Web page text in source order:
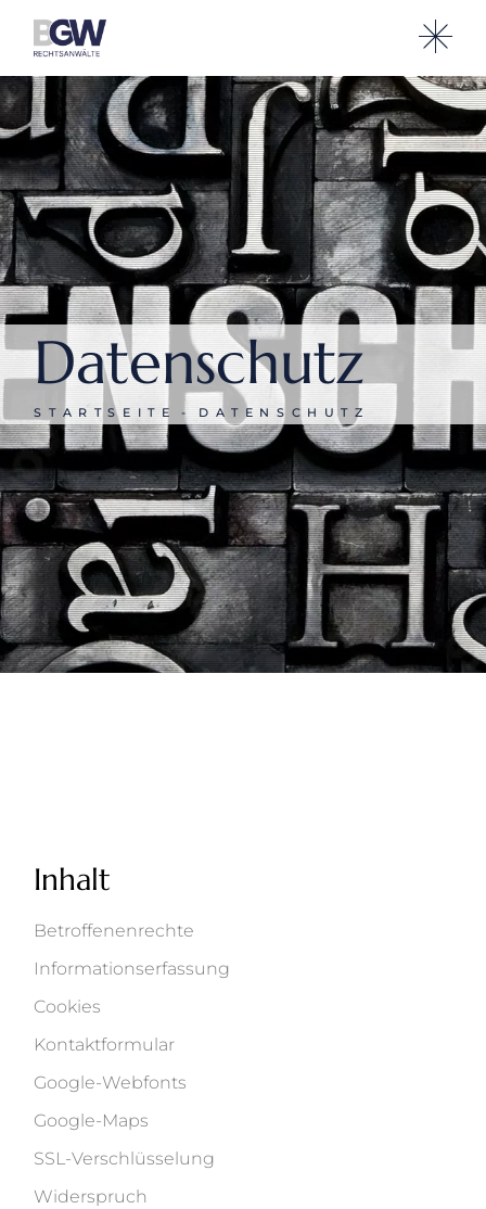
Datenschutz
STARTSEITE DATENSCHUTZ
Inhalt
Betroffenenrechte
Informationserfassung
Cookies
Kontaktformular
Google-Webfonts
Google-Maps
SSL-Verschlüsselung
Widerspruch